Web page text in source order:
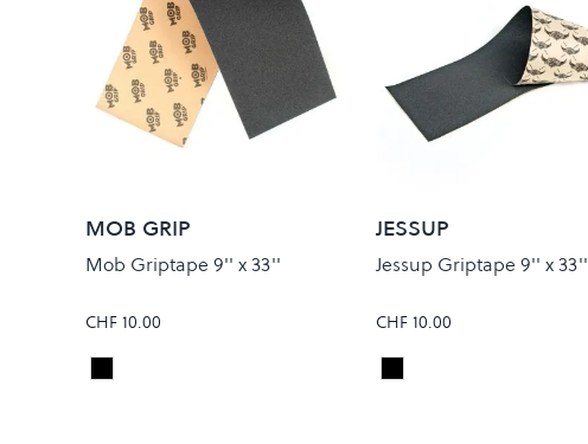
MOB GRIP
Mob Griptape 9'' x 33''
CHF 10.00
Colour
Black
JESSUP
Jessup Griptape 9'' x 33''
CHF 10.00
Colour
Black